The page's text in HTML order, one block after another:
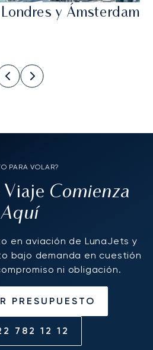
y Ámsterdam
PARA VOLAR?
Viaje Comienza
Aquí
en aviación de LunaJets y
bajo demanda en cuestión
ni obligación.
PRESUPUESTO
782 12 12